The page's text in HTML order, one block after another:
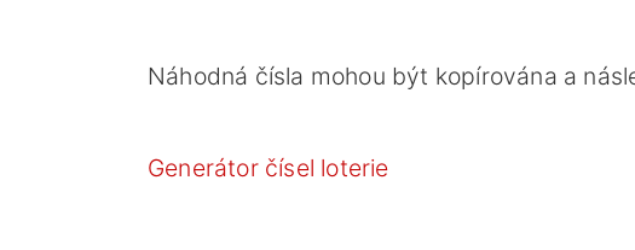
Náhodná čísla mohou být kopírována a
Generátor čísel loterie